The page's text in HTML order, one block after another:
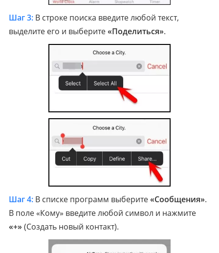
Шаг 3: В строке поиска введите любой текст,
выделите его и выберите«Поделиться».
Шаг 4: В списке программ выберите«Сообщения».
В поле «Кому» введите любой символ и нажмите
«+»(Создать новый контакт).